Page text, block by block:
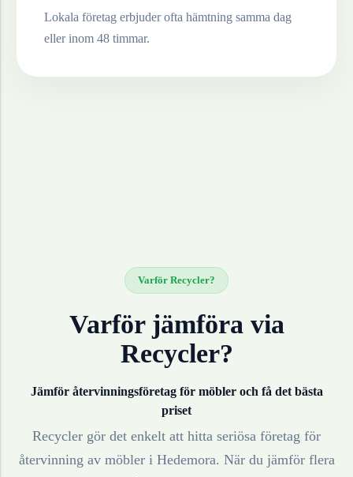
Lokala företag erbjuder ofta hämtning samma dag
eller inom 48 timmar.
Varför Recycler?
Varför jämföra via
Recycler?
Jämför återvinningsföretag för möbleroch få det bästa
priset
Recycler gör det enkelt att hitta seriösa företag för
återvinning av möbleri Hedemora. När du jämför flera